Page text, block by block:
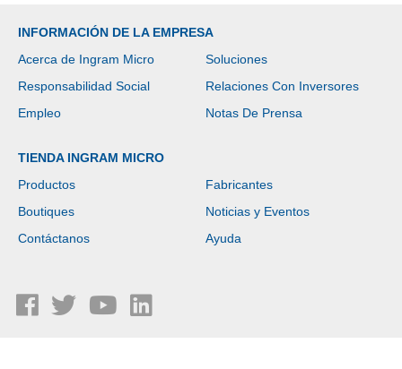
INFORMACIÓN DE LA EMPRESA
Acerca de Ingram Micro
Soluciones
Responsabilidad Social
Relaciones Con Inversores
Empleo
Notas De Prensa
TIENDA INGRAM MICRO
Productos
Fabricantes
Boutiques
Noticias y Eventos
Contáctanos
Ayuda